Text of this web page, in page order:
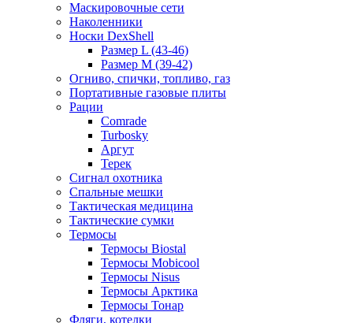
Маскировочные сети
Наколенники
Носки DexShell
Размер L (43-46)
Размер M (39-42)
Огниво, спички, топливо, газ
Портативные газовые плиты
Рации
Comrade
Turbosky
Аргут
Терек
Сигнал охотника
Спальные мешки
Тактическая медицина
Тактические сумки
Термосы
Термосы Biostal
Термосы Mobicool
Термосы Nisus
Термосы Арктика
Термосы Тонар
Фляги, котелки